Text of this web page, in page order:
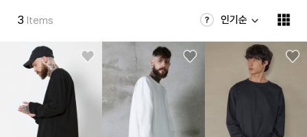
3 Items 인기순